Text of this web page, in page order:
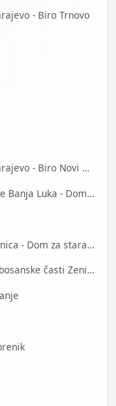
- Biro Trnovo
J.U. Služba za zapošljavanje Kantona Sarajevo - Biro Novi Grad
Starački dom Banja Luka - Dom za stare Banja Luka - Dom za stara lica Banjaluka
Starački dom Zenica - Dom za stare Zenica - Dom za stara lica Zenica
Udruženje veterana bh rata i odbrane bosanske časti Zenica